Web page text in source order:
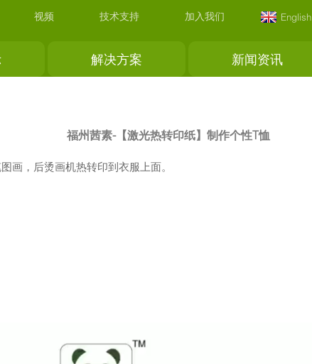
视频 技术支持 加入我们 English
解决方案 新闻资讯
福州茜素-【激光热转印纸】制作个性T恤
画，后烫画机热转印到衣服上面。